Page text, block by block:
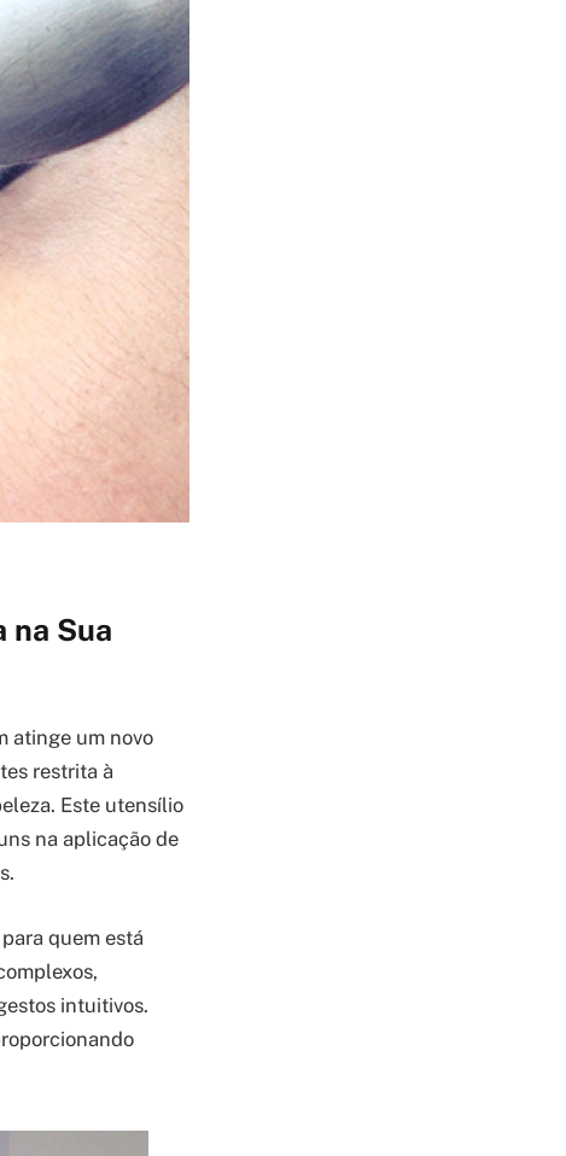
na Sua
atinge um novo
restrita à
Este utensílio
na aplicação de
quem está
intuitivos.